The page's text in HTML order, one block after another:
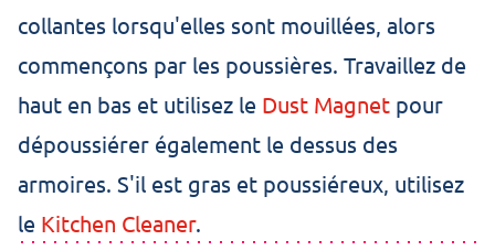
collantes lorsqu'elles sont mouillées, alors
commençons par les poussières. Travaillez de
haut en bas et utilisez le Dust Magnet pour
dépoussiérer également le dessus des
armoires. S'il est gras et poussiéreux, utilisez
le Kitchen Cleaner.